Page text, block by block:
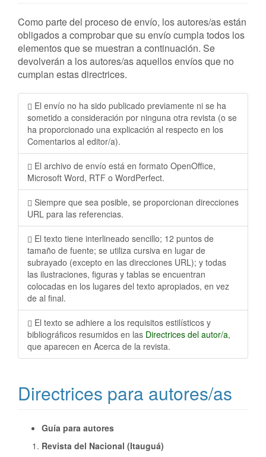
Como parte del proceso de envío, los autores/as están
obligados a comprobar que su envío cumpla todos los
elementos que se muestran a continuación. Se
devolverán a los autores/as aquellos envíos que no
cumplan estas directrices.
El envío no ha sido publicado previamente ni se ha
sometido a consideración por ninguna otra revista (o se
ha proporcionado una explicación al respecto en los
Comentarios al editor/a).
El archivo de envío está en formato OpenOffice,
Microsoft Word, RTF o WordPerfect.
Siempre que sea posible, se proporcionan direcciones
URL para las referencias.
El texto tiene interlineado sencillo; 12 puntos de
tamaño de fuente; se utiliza cursiva en lugar de
subrayado (excepto en las direcciones URL); y todas
las ilustraciones, figuras y tablas se encuentran
colocadas en los lugares del texto apropiados, en vez
de al final.
El texto se adhiere a los requisitos estilísticos y
bibliográficos resumidos en las Directrices del autor/a,
que aparecen en Acerca de la revista.
Directrices para autores/as
Guía para autores
Revista del Nacional (Itauguá)